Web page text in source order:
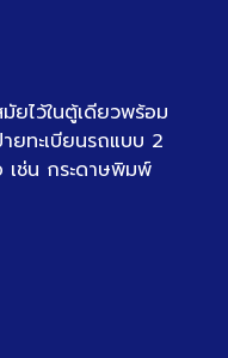
ยไว้ในตู้เดียวพร้อม
ยทะเบียนรถแบบ 2
เช่น กระดาษพิมพ์